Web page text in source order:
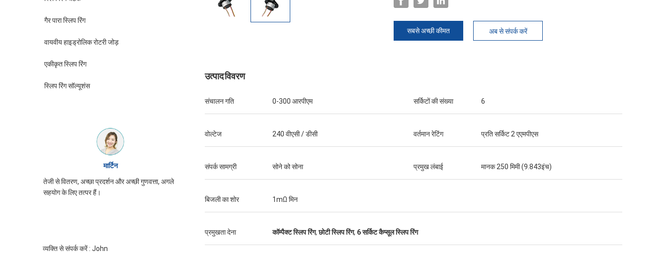
गैर पारा स्लिप रिंग
वायवीय हाइड्रोलिक रोटरी जोड़
एकीकृत स्लिप रिंग
स्लिप रिंग सॉल्यूशंस
विलियम
JINPAT पर्ची की अंगूठी उपस्थिति अच्छी है, ध्यान से
पैकिंग, सेवा उत्साह, फिर से आने की जरूरत है
तेजी से वितरण, अच्छा प्रदर्शन और अच्छी गुणवत्ता, अगले
विलियम
JINPAT पर्ची की अंगूठी उपस्थिति अच्छी है, ध्यान से
व्यक्ति से संपर्क करें : John
सबसे अच्छी कीमत अब से संपर्क करें
उत्पाद विवरण
संचालन गति 0-300 आरपीएम सर्किटों की संख्या 6
वोल्टेज 240 वीएसी / डीसी वर्तमान रेटिंग प्रति सर्किट 2 एएमपीएस
संपर्क सामग्री सोने को सोना प्रमुख लंबाई मानक 250 मिमी (9.843इंच)
बिजली का शोर 1mΩ मिन
प्रमुखता देना कॉम्पैक्ट स्लिप रिंग,छोटी स्लिप रिंग, 6 सर्किट कैप्सूल स्लिप रिंग